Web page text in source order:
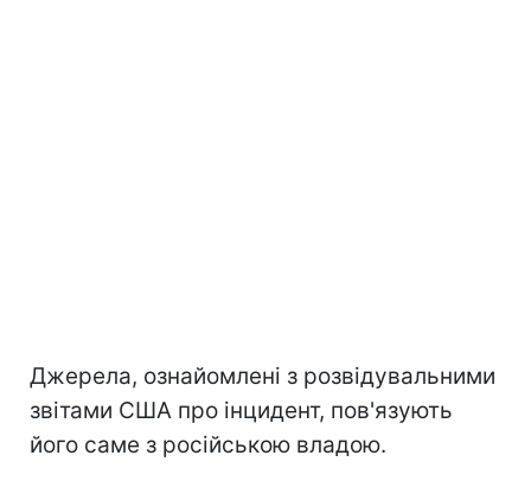
Джерела, ознайомлені з розвідувальними
звітами США про інцидент, пов'язують
його саме з російською владою.